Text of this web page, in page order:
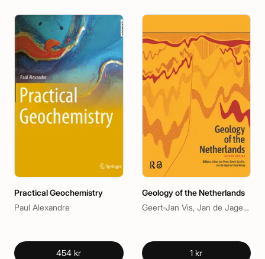
Practical Geochemistry
Paul Alexandre
454 kr
Geology of the Netherlands
Geert-Jan Vis, Jan de Jager, Johan ten Veen, Theo Wong
1 kr